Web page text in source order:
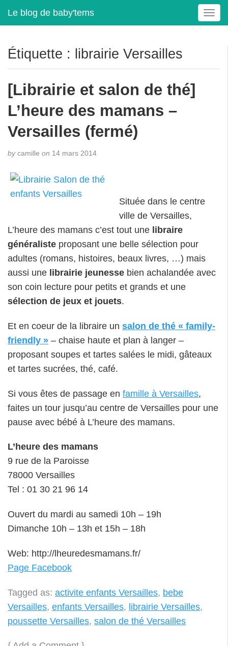
Le blog de baby'tems
T
o
e
Étiquette : librairie Versailles
[Librairie et salon de thé]
L’heure des mamans –
Versailles (fermé)
bycamille on 14 mars 2014
Située dans le centre
ville de Versailles,
L’heure des mamans c’est tout une libraire
généraliste proposant une belle sélection pour
adultes (romans, histoires, beaux livres, …) mais
aussi une librairie jeunesse bien achalandée avec
son coin lecture pour petits et grands et une
sélection de jeux et jouets.
Et en coeur de la libraire un salon de thé « family-
friendly » – chaise haute et plan à langer –
proposant soupes et tartes salées le midi, gâteaux
et tartes sucrées, thé, café.
Si vous êtes de passage en famille à Versailles,
faites un tour jusqu’au centre de Versailles pour une
pause avec bébé à L’heure des mamans.
L’heure des mamans
9 rue de la Paroisse
78000 Versailles
Tel : 01 30 21 96 14
Ouvert du mardi au samedi 10h – 19h
Dimanche 10h – 13h et 15h – 18h
Web: http://lheuredesmamans.fr/
Page Facebook
Tagged as: activite enfants Versailles, bebe
Versailles, enfants Versailles, librairie Versailles,
poussette Versailles, salon de thé Versailles